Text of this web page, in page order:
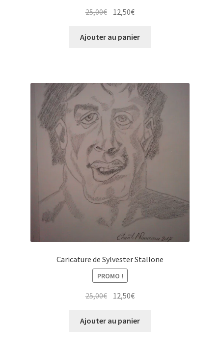
25,00€ Le
initial
12,50€Le
actuel
Ajouter au panier
Caricature de Sylvester Stallone
PROMO !
25,00€ Le
initial
12,50€Le
actuel
Ajouter au panier